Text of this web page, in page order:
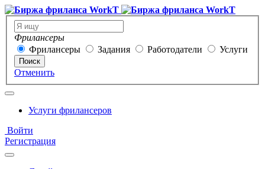
Фрилансеры
Фрилансеры
Задания Работодатели Услуги
Поиск
Отменить
Услуги фрилансеров
Войти
Регистрация